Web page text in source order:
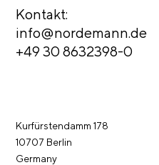
Kontakt:
info@nordemann.de
+49 30 8632398-0
Kurfürstendamm 178
10707 Berlin
Germany